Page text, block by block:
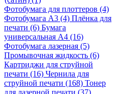
Фотобумага для плоттеров (4)
Фотобумага A3 (4) Плёнка для
печати (6) Бумага
универсальная A4 (16)
Фотобумага лазерная (5)
Промывочная жидкость (6)
Картриджи для струйной
печати (16) Чернила для
струйной печати (168) Тонер